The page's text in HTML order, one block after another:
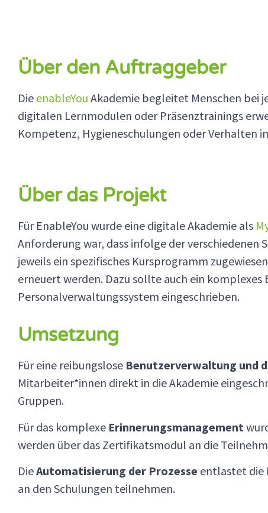
Über den Auftraggeber
Die enableYou Akademie begleitet Menschen bei
digitalen Lernmodulen oder Präsenztrainings
Kompetenz, Hygieneschulungen oder Verhalten
Über das Projekt
Für EnableYou wurde eine digitale Akademie als
Anforderung war, dass infolge der
jeweils ein spezifisches Kursprogramm
erneuert werden. Dazu sollte auch ein
Personalverwaltungssystem eingeschrieben.
Umsetzung
Für eine reibungslose Benutzerverwaltung und
Mitarbeiter*innen direkt in die Akademie
Gruppen.
Für das komplexe Erinnerungsmanagement
werden über das Zertifikatsmodul an die
DieAutomatisierung der Prozesse entlastet die
an den Schulungen teilnehmen.